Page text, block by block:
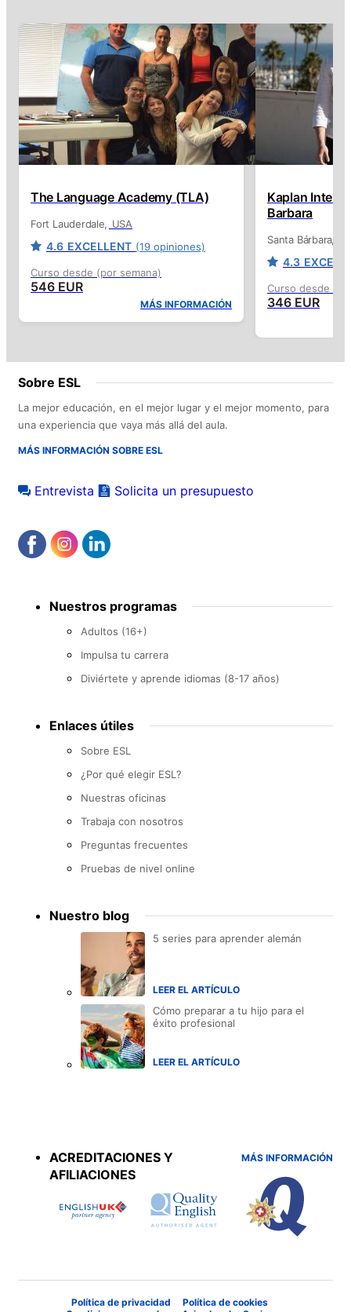
The Language Academy (TLA)
Fort Lauderdale USA
4.6 EXCELLENT (19 opiniones)
Curso desde (por semana)
546 EUR
MÁS INFORMACIÓN
Kaplan
Barbara
Santa Bárbara
4.3
Curso desde
346 EUR
Sobre ESL
La mejor educación, en el mejor lugar y el mejor momento, para
una experiencia que vaya más allá del aula.
MÁS INFORMACIÓN SOBRE ESL
Entrevista Solicita un presupuesto
menu Nuestros programas
Adultos (16+)
Impulsa tu carrera
Diviértete y aprende idiomas (8-17 años)
Enlaces útiles
Sobre ESL
¿Por qué elegir ESL?
Nuestras oficinas
Trabaja con nosotros
Preguntas frecuentes
Pruebas de nivel online
Nuestro blog
5 series para aprender alemán
LEER EL ARTÍCULO
Cómo preparar a tu hijo para el
éxito profesional
LEER EL ARTÍCULO
ACREDITACIONES Y
AFILIACIONES
MÁS INFORMACIÓN
Política de privacidad
Política de cookies